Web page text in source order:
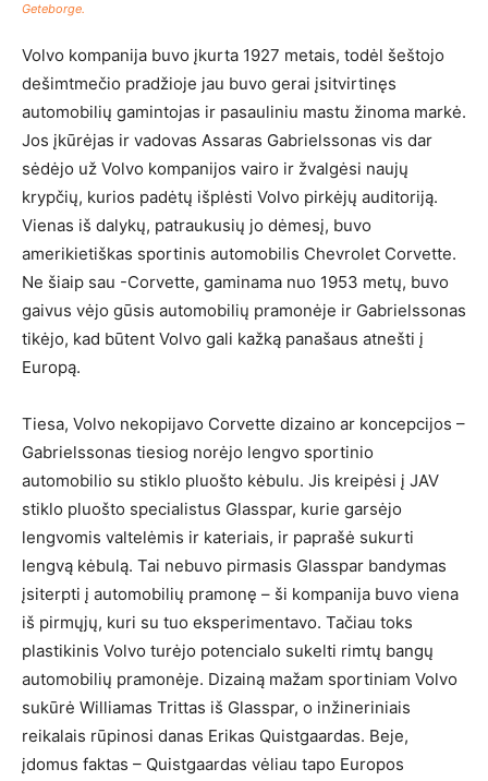
Geteborge.
Volvo kompanija buvo įkurta 1927 metais, todėl šeštojo
dešimtmečio pradžioje jau buvo gerai įsitvirtinęs
automobilių gamintojas ir pasauliniu mastu žinoma markė.
Jos įkūrėjas ir vadovas Assaras Gabrielssonas vis dar
sėdėjo už Volvo kompanijos vairo ir žvalgėsi naujų
krypčių, kurios padėtų išplėsti Volvo pirkėjų auditoriją.
Vienas iš dalykų, patraukusių jo dėmesį, buvo
amerikietiškas sportinis automobilis Chevrolet Corvette.
Ne šiaip sau -Corvette, gaminama nuo 1953 metų, buvo
gaivus vėjo gūsis automobilių pramonėje ir Gabrielssonas
tikėjo, kad būtent Volvo gali kažką panašaus atnešti į
Europą.
Tiesa, Volvo nekopijavo Corvette dizaino ar koncepcijos –
Gabrielssonas tiesiog norėjo lengvo sportinio
automobilio su stiklo pluošto kėbulu. Jis kreipėsi į JAV
stiklo pluošto specialistus Glasspar, kurie garsėjo
lengvomis valtelėmis ir kateriais, ir paprašė sukurti
lengvą kėbulą. Tai nebuvo pirmasis Glasspar bandymas
įsiterpti į automobilių pramonę – ši kompanija buvo viena
iš pirmųjų, kuri su tuo eksperimentavo. Tačiau toks
plastikinis Volvo turėjo potencialo sukelti rimtų bangų
automobilių pramonėje. Dizainą mažam sportiniam Volvo
sukūrė Williamas Trittas iš Glasspar, o inžineriniais
reikalais rūpinosi danas Erikas Quistgaardas. Beje,
įdomus faktas – Quistgaardas vėliau tapo Europos